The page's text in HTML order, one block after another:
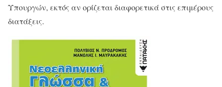
Υπουργών, εκτός αν ορίζεται διαφορετικά στις επιμέρους
διατάξεις.